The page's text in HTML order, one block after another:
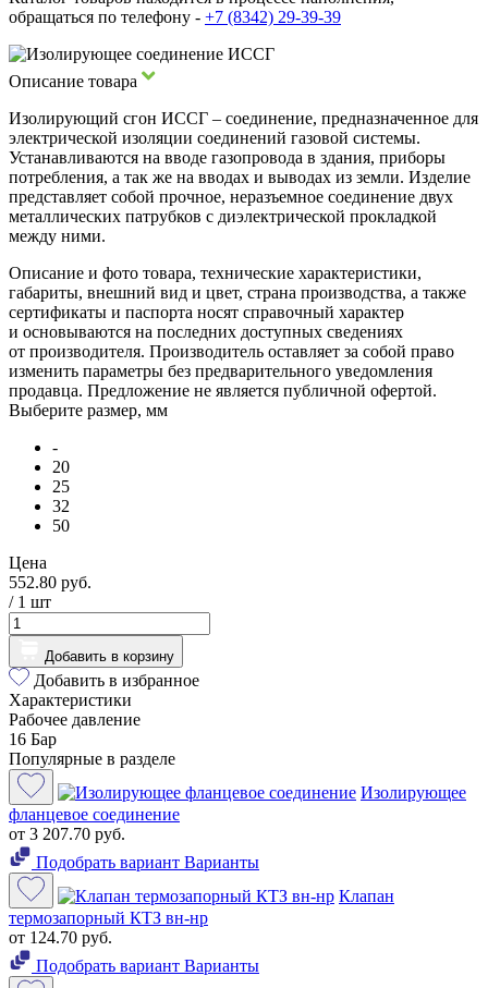
обращаться по телефону - +7 (8342) 29-39-39
Описание товара
Изолирующий сгон ИССГ – соединение, предназначенное для
электрической изоляции соединений газовой системы.
Устанавливаются на вводе газопровода в здания, приборы
потребления, а так же на вводах и выводах из земли. Изделие
представляет собой прочное, неразъемное соединение двух
металлических патрубков с диэлектрической прокладкой
между ними.
Описание и фото товара, технические характеристики,
габариты, внешний вид и цвет, страна производства, а также
сертификаты и паспорта носят справочный характер
и основываются на последних доступных сведениях
от производителя. Производитель оставляет за собой право
изменить параметры без предварительного уведомления
продавца. Предложение не является публичной офертой.
Выберите размер, мм
-
20
25
32
50
Цена
552.80 руб.
/ 1 шт
Добавить в корзину
Добавить в избранное
Характеристики
Рабочее давление
16 Бар
Популярные в разделе
Изолирующее
фланцевое соединение
от 3 207.70 руб.
Подобрать вариант Варианты
Клапан
термозапорный КТЗ вн-нр
от 124.70 руб.
Подобрать вариант Варианты